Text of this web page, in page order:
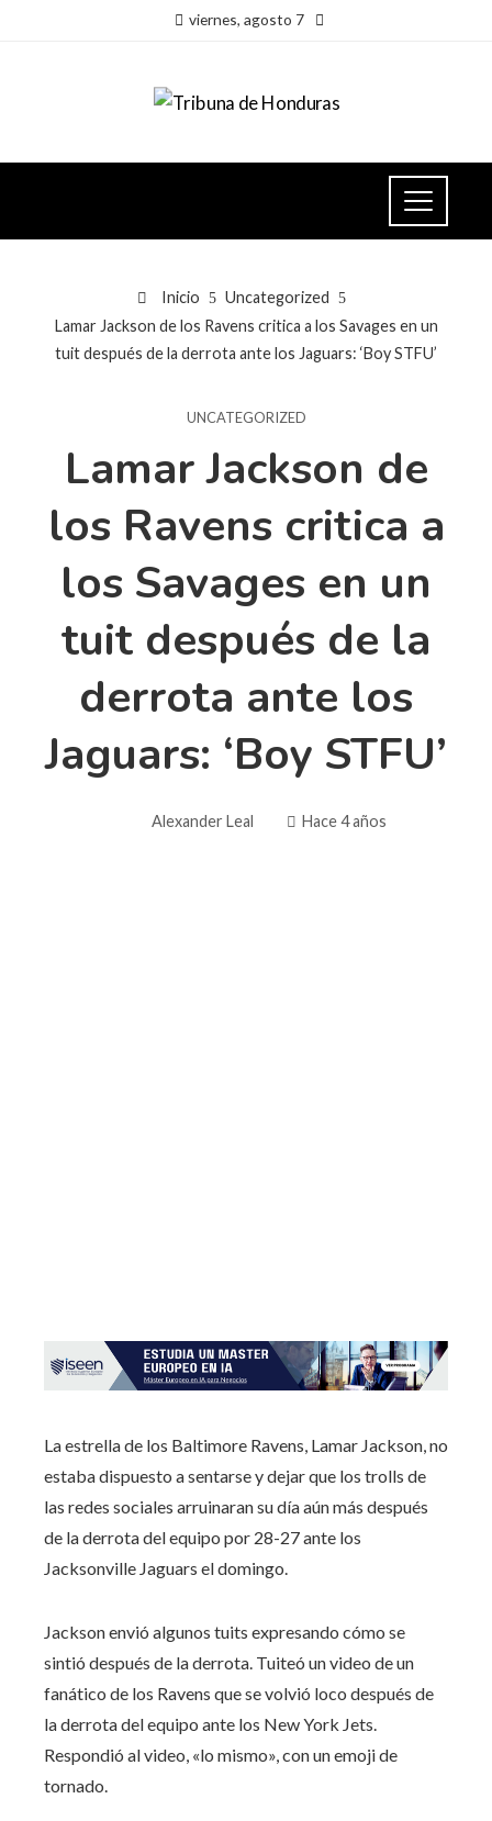
viernes, agosto 7
Inicio
Uncategorized
Lamar Jackson de los Ravens critica a los Savages en un
tuit después de la derrota ante los Jaguars: ‘Boy STFU’
UNCATEGORIZED
Lamar Jackson de
los Ravens critica a
los Savages en un
tuit después de la
derrota ante los
Jaguars: ‘Boy STFU’
Alexander Leal Hace 4 años
La estrella de los Baltimore Ravens, Lamar Jackson, no
estaba dispuesto a sentarse y dejar que los trolls de
las redes sociales arruinaran su día aún más después
de la derrota del equipo por 28-27 ante los
Jacksonville Jaguars el domingo.
Jackson envió algunos tuits expresando cómo se
sintió después de la derrota. Tuiteó un video de un
fanático de los Ravens que se volvió loco después de
la derrota del equipo ante los New York Jets.
Respondió al video, «lo mismo», con un emoji de
tornado.